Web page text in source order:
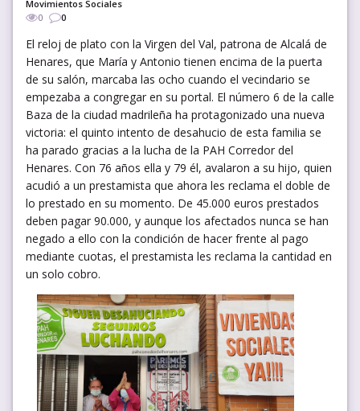
Movimientos Sociales
0
0
El reloj de plato con la Virgen del Val, patrona de Alcalá de
Henares, que María y Antonio tienen encima de la puerta
de su salón, marcaba las ocho cuando el vecindario se
empezaba a congregar en su portal. El número 6 de la calle
Baza de la ciudad madrileña ha protagonizado una nueva
victoria: el quinto intento de desahucio de esta familia se
ha parado gracias a la lucha de la PAH Corredor del
Henares. Con 76 años ella y 79 él, avalaron a su hijo, quien
acudió a un prestamista que ahora les reclama el doble de
lo prestado en su momento. De 45.000 euros prestados
deben pagar 90.000, y aunque los afectados nunca se han
negado a ello con la condición de hacer frente al pago
mediante cuotas, el prestamista les reclama la cantidad en
un solo cobro.